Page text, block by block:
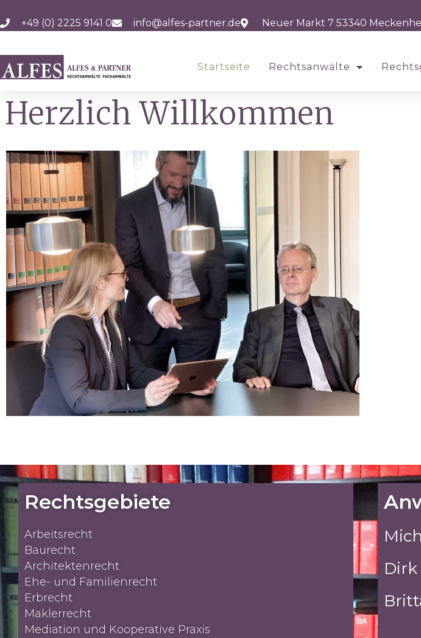
Inhalt+49 (0) 2225 9141 0 info@alfes-partner.de Neuer Markt 7 53340
Startseite Rechtsanwälte
Herzlich Willkommen
Rechtsgebiete
Arbeitsrecht
Baurecht
Architektenrecht
Ehe- und Familienrecht
Erbrecht
Maklerrecht
Mediation und Kooperative Praxis
Dirk